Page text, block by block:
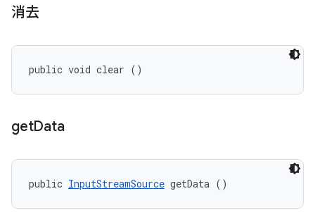
消去
public void clear ()
getData
public InputStreamSource getData ()